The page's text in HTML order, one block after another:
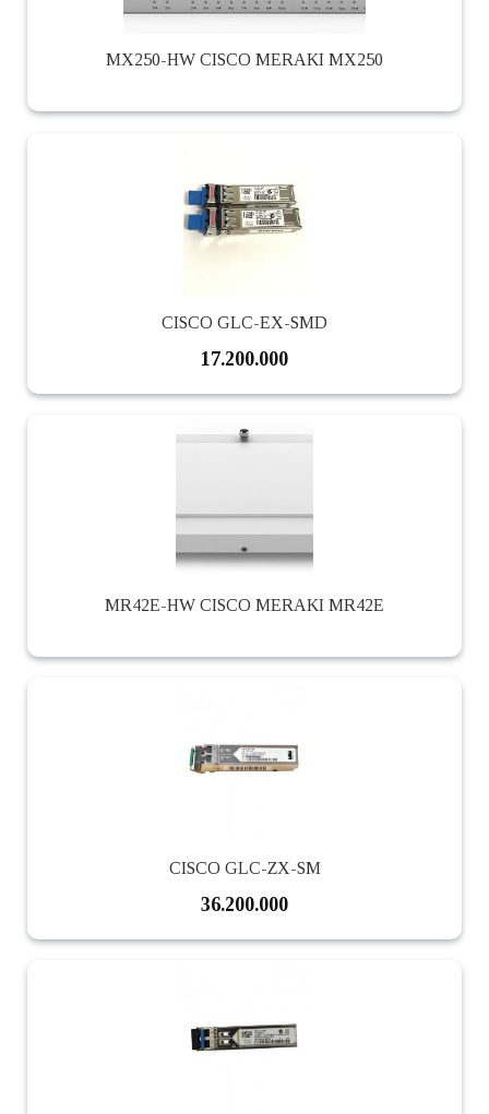
MX250-HW CISCO MERAKI MX250
CISCO GLC-EX-SMD
17.200.000
MR42E-HW CISCO MERAKI MR42E
CISCO GLC-ZX-SM
36.200.000